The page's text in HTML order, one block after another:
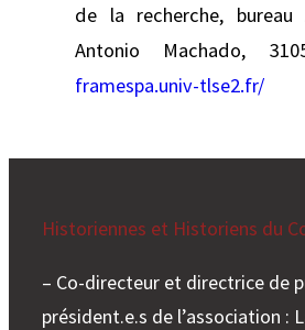
de la recherche,
Antonio Machado,
framespa.univ-tlse2.fr/
Historiennes et Historiens du
– Co-directeur et directrice de
président.e.s de l’association :